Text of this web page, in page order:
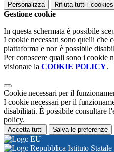
Personalizza Rifiuta tutti i cookies
Gestione cookie
In questa schermata è possibile
I cookie necessari sono quelli che
piattaforma e non è possibile
Per conoscere quali sono i cookie
visionare la COOKIE POLICY.
Cookie necessari per il
I cookie necessari per il
disabilitati. È possibile consultare
policy.
Accetta tutti Salva le preferenze
Istituto